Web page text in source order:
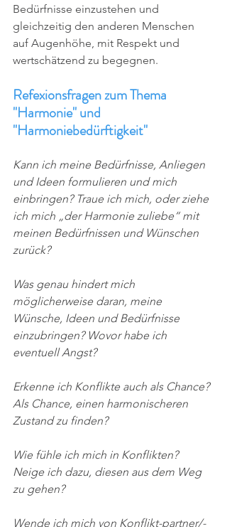
Bedürfnisse einzustehen und
gleichzeitig den anderen Menschen
auf Augenhöhe, mit Respekt und
wertschätzend zu begegnen.
Refexionsfragen zum Thema
"Harmonie" und
"Harmoniebedürftigkeit"
Kann ich meine Bedürfnisse, Anliegen
und Ideen formulieren und mich
einbringen? Traue ich mich, oder ziehe
ich mich „der Harmonie zuliebe“ mit
meinen Bedürfnissen und Wünschen
zurück?
Was genau hindert mich
möglicherweise daran, meine
Wünsche, Ideen und Bedürfnisse
einzubringen? Wovor habe ich
eventuell Angst?
Erkenne ich Konflikte auch als Chance?
Als Chance, einen harmonischeren
Zustand zu finden?
Wie fühle ich mich in Konflikten?
Neige ich dazu, diesen aus dem Weg
zu gehen?
Wende ich mich von Konflikt-partner/-